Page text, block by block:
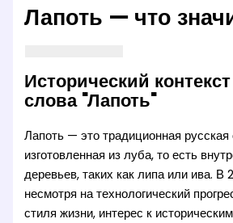
Лапоть — что
Исторический
слова "Лапоть"
Лапоть — это традиционная русская
изготовленная из луба, то есть
деревьев, таких как липа или ива. В
несмотря на технологический
стиля жизни, интерес к